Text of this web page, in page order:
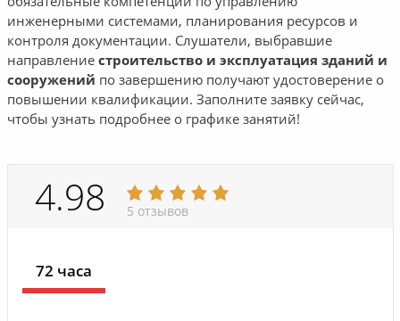
инженерными системами, планирования ресурсов и
контроля документации. Слушатели, выбравшие
направление строительство и эксплуатация зданий и
сооружений по завершению получают удостоверение о
повышении квалификации. Заполните заявку сейчас,
чтобы узнать подробнее о графике занятий!
4.98 5 отзывов
72 часа